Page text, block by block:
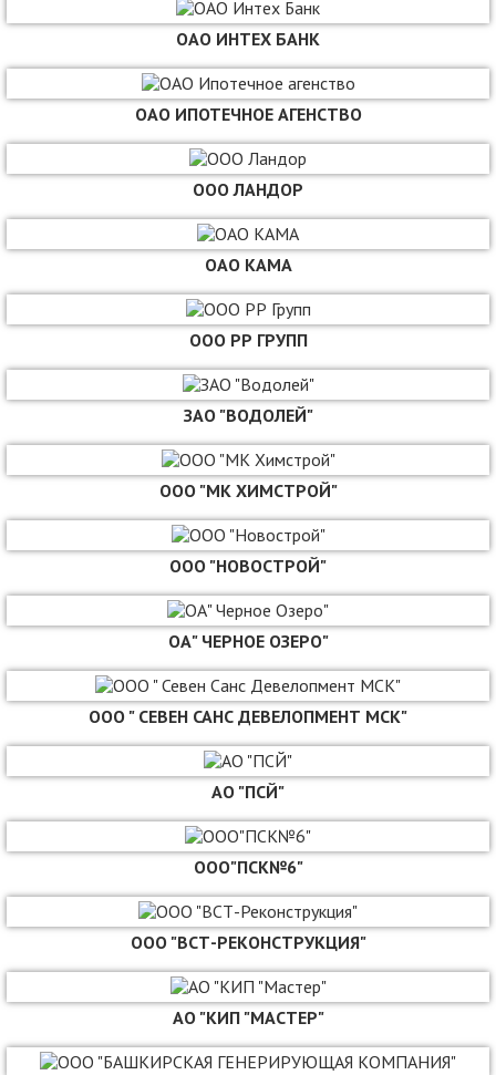
ОАО ИНТЕХ БАНК
ОАО ИПОТЕЧНОЕ АГЕНСТВО
ООО ЛАНДОР
ОАО КАМА
ООО РР ГРУПП
ЗАО "ВОДОЛЕЙ"
ООО "МК ХИМСТРОЙ"
ООО "НОВОСТРОЙ"
ОА" ЧЕРНОЕ ОЗЕРО"
ООО " СЕВЕН САНС ДЕВЕЛОПМЕНТ МСК"
АО "ПСЙ"
ООО"ПСК№6"
ООО "ВСТ-РЕКОНСТРУКЦИЯ"
АО "КИП "МАСТЕР"